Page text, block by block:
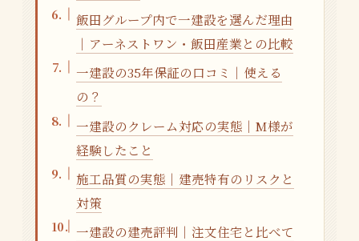
飯田グループ内で一建設を選んだ理由
｜アーネストワン・飯田産業との比較
一建設の35年保証の口コミ｜使える
の？
一建設のクレーム対応の実態｜M様が
経験したこと
施工品質の実態｜建売特有のリスクと
対策
一建設の建売評判｜注文住宅と比べて